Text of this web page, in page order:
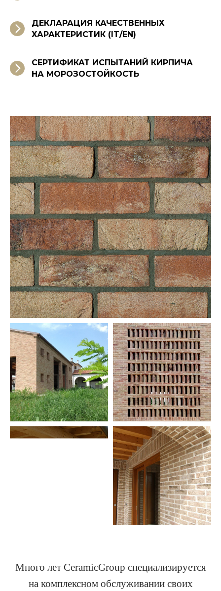
ДЕКЛАРАЦИЯ КАЧЕСТВЕННЫХ
ХАРАКТЕРИСТИК (IT/EN)
СЕРТИФИКАТ ИСПЫТАНИЙ КИРПИЧА
НА МОРОЗОСТОЙКОСТЬ
Много лет CeramicGroup специализируется
на комплексном обслуживании своих